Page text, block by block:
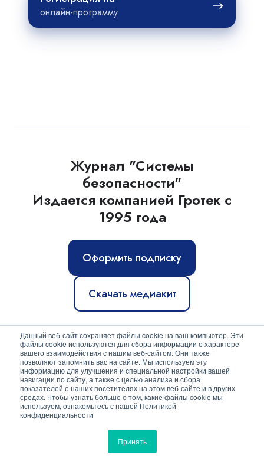
Данный веб-сайт сохраняет файлы cookie на ваш компьютер. Эти
файлы cookie используются для сбора информации о характере
вашего взаимодействия с нашим веб-сайтом. Они также
позволяют запомнить вас на сайте. Мы используем эту
информацию для улучшения и специальной настройки вашей
навигации по сайту, а также с целью анализа и сбора
показателей о наших посетителях на этом веб-сайте и в других
средах. Чтобы узнать больше о том, какие файлы cookie мы
используем, ознакомьтесь с нашей Политикой
конфиденциальности
Принять
онлайн-программу
Журнал "Системы
безопасности"
Издается компанией Гротек с
1995 года
Оформить подписку
Скачать медиакит
© ООО "Гротек" (2026)
Новости|Статьи|Обзоры|Журнал|О нас
Политика конфиденциальности
Согласие на обработку персональных данных